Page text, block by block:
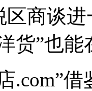
商谈
货”也能
.com”